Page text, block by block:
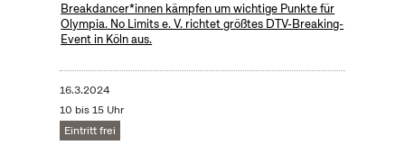
Breakdancer*innen kämpfen um wichtige Punkte für
Olympia. No Limits e. V. richtet größtes DTV-Breaking-
Event in Köln aus.
16.3.2024
10 bis 15 Uhr
Eintritt frei